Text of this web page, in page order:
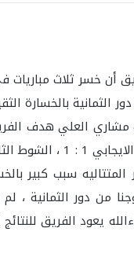
أضاع الفريق عدة
المتتاليه سبب
من دور الثمانية ،
يعود الفريق للنتائج